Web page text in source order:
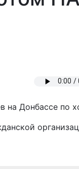
Донбассе по